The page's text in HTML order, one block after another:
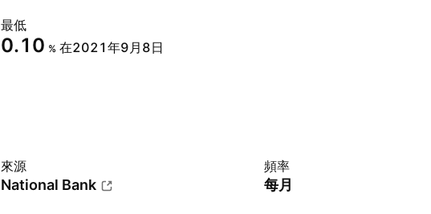
最低
0.10 % 在2021年9月8日
來源
National Bank
頻率
每月